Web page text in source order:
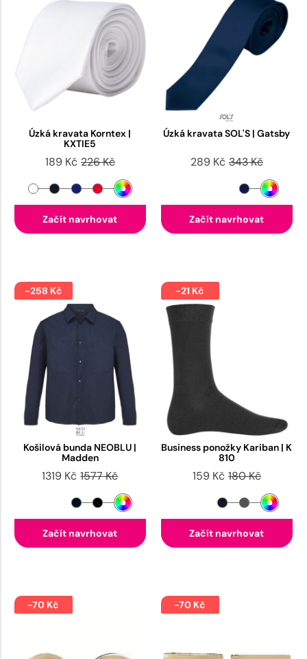
Úzká kravata Korntex |
KXTIE5
189 Kč 226 Kč
Začít navrhovat
Úzká kravata SOL'S | Gatsby
289 Kč 343 Kč
Začít navrhovat
-258 Kč
Košilová bunda NEOBLU |
Madden
1319 Kč 1577 Kč
Začít navrhovat
-21 Kč
Business ponožky Kariban | K
810
159 Kč 180 Kč
Začít navrhovat
-70 Kč -70 Kč